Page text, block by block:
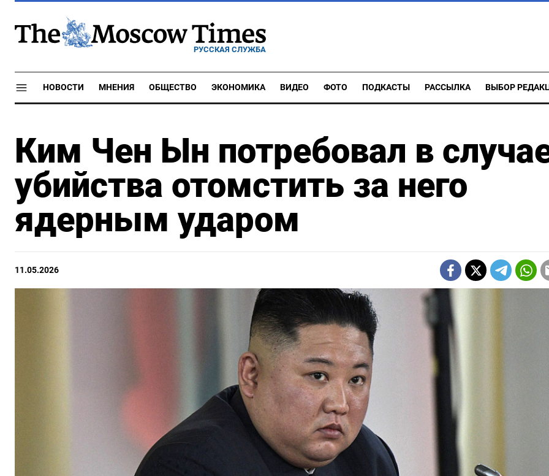
РУССКАЯ СЛУЖБА
НОВОСТИ МНЕНИЯ ОБЩЕСТВО ЭКОНОМИКА ВИДЕО ФОТО ПОДКАСТЫ РАССЫЛКА ВЫБОР
Ким Чен Ын потребовал в
убийства отомстить за него
ядерным ударом
11.05.2026